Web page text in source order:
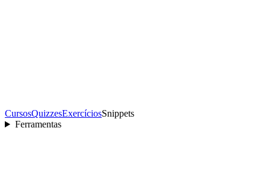
CursosQuizzesExercíciosSnippets
Ferramentas